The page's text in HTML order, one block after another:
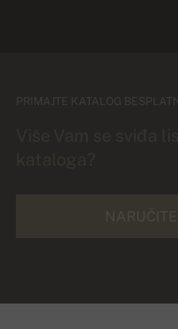
PRIMAJTE KATALOG